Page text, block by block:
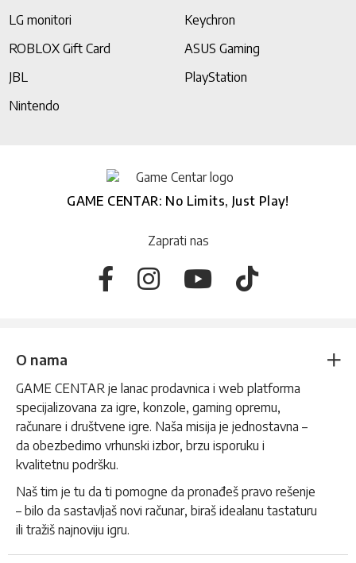
LG monitori
Keychron
ROBLOX Gift Card
ASUS Gaming
JBL
PlayStation
Nintendo
GAME CENTAR: No Limits, Just Play!
Zaprati nas
O nama
GAME CENTAR je lanac prodavnica i web platforma
specijalizovana za igre, konzole, gaming opremu,
računare i društvene igre. Naša misija je jednostavna –
da obezbedimo vrhunski izbor, brzu isporuku i
kvalitetnu podršku.
Naš tim je tu da ti pomogne da pronađeš pravo rešenje
– bilo da sastavljaš novi računar, biraš idealanu tastaturu
ili tražiš najnoviju igru.